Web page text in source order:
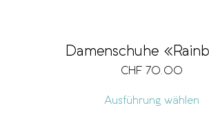
Damenschuhe
CHF 70.00
Ausführung wählen